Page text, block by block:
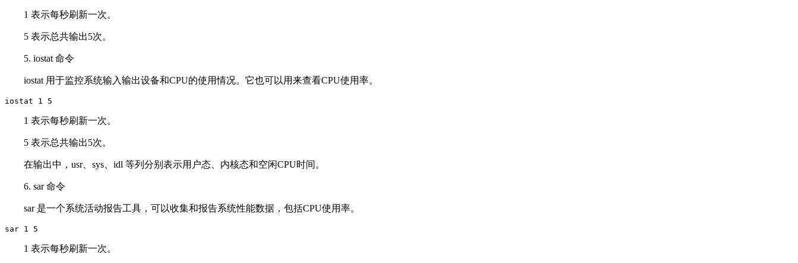
1 表示每秒刷新一次。
5 表示总共输出5次。
5. iostat 命令
iostat 用于监控系统输入输出设备和CPU的使用情况。它也可以用来查看CPU使用率。
iostat 1 5
1 表示每秒刷新一次。
5 表示总共输出5次。
在输出中，usr、sys、idl 等列分别表示用户态、内核态和空闲CPU时间。
6. sar 命令
sar 是一个系统活动报告工具，可以收集和报告系统性能数据，包括CPU使用率。
sar 1 5
1 表示每秒刷新一次。